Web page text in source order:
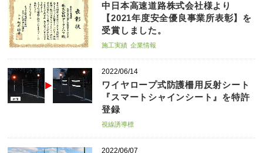
中日本高速道路株式会社様より
【2021年度安全優良事業所表彰】を
受賞しました。
施工実績 企業情報
2022/06/14
ワイヤロープ式防護柵用反射シート
『スマートシャインシート』を特許
登録
視線誘導標
2022/06/07